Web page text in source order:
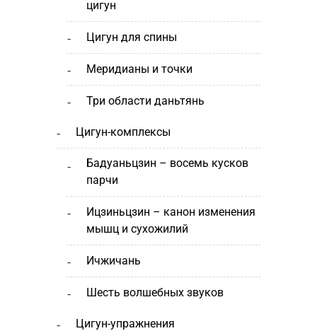
цигун
цигун для спины
меридианы и точки
три области даньтянь
цигун-комплексы
бадуаньцзин – восемь кусков
парчи
ицзиньцзин – канон изменения
мышц и сухожилий
ичжичань
шесть волшебных звуков
цигун-упражнения